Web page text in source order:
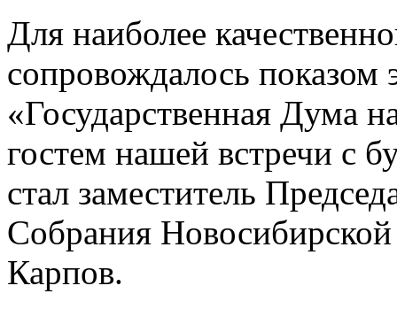
Для наиболее
сопровождалось показом
«Государственная Дума
гостем нашей встречи с
стал заместитель
Собрания
Карпов.